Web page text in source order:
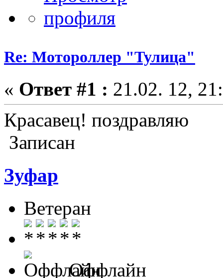
Re: Мотороллер "Тулица"
« Ответ #1 : 21.02. 12,
Красавец! поздравляю
Записан
Зуфар
Ветеран
Оффлайн